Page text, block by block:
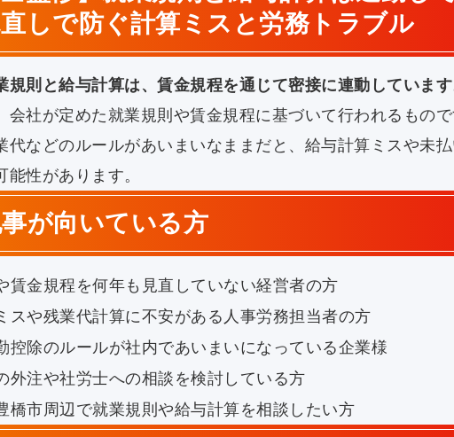
しで防ぐ計算ミスと労務トラブル
規則と給与計算は、賃金規程を通じて密接に連動しています
会社が定めた就業規則や賃金規程に基づいて行われるもの
代などのルールがあいまいなままだと、給与計算ミスや未
能性があります。
が向いている方
賃金規程を何年も見直していない経営者の方
スや残業代計算に不安がある人事労務担当者の方
控除のルールが社内であいまいになっている企業様
外注や社労士への相談を検討している方
橋市周辺で就業規則や給与計算を相談したい方